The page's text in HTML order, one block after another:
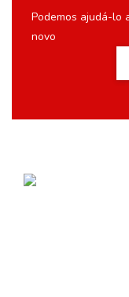
Podemos ajudá-lo
novo